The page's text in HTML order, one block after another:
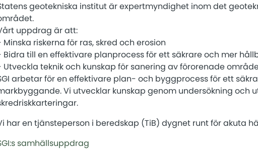
geotekniska institut är expertmyndighet inom det
uppdrag är att:
Minska riskerna för ras, skred och erosion
Bidra till en effektivare planprocess för ett säkrare och mer
Utveckla teknik och kunskap för sanering av förorenade
arbetar för en effektivare plan- och byggprocess för ett
Vi utvecklar kunskap genom undersökning och
har en tjänsteperson i beredskap (TiB) dygnet runt för akuta
samhällsuppdrag